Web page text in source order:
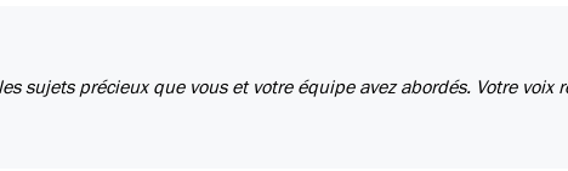
sujets précieux que vous et votre équipe avez abordés. Votre voix